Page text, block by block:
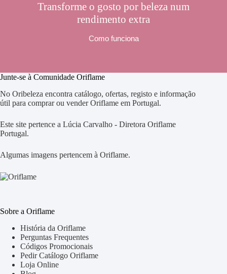
Transforme o gosto por beleza num
rendimento extra
Como funciona
Junte-se à Comunidade Oriflame
No Oribeleza encontra catálogo, ofertas, registo e informação
útil para comprar ou vender Oriflame em Portugal.
Este site pertence a Lúcia Carvalho - Diretora Oriflame
Portugal.
Algumas imagens pertencem à Oriflame.
Sobre a Oriflame
História da Oriflame
Perguntas Frequentes
Códigos Promocionais
Pedir Catálogo Oriflame
Loja Online